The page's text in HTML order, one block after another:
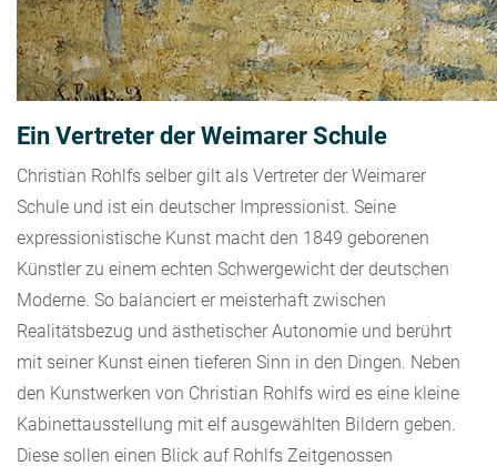
Ein Vertreter der Weimarer Schule
Christian Rohlfs selber gilt als Vertreter der Weimarer
Schule und ist ein deutscher Impressionist. Seine
expressionistische Kunst macht den 1849 geborenen
Künstler zu einem echten Schwergewicht der deutschen
Moderne. So balanciert er meisterhaft zwischen
Realitätsbezug und ästhetischer Autonomie und berührt
mit seiner Kunst einen tieferen Sinn in den Dingen. Neben
den Kunstwerken von Christian Rohlfs wird es eine kleine
Kabinettausstellung mit elf ausgewählten Bildern geben.
Diese sollen einen Blick auf Rohlfs Zeitgenossen